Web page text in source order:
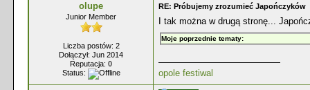
olupe
Junior Member
Liczba postów: 2
Dołączył: Jun 2014
Reputacja: 0
Status:
RE: Próbujemy zrozumieć Japończyków
I tak można w drugą stronę...
Moje poprzednie tematy:
opole festiwal